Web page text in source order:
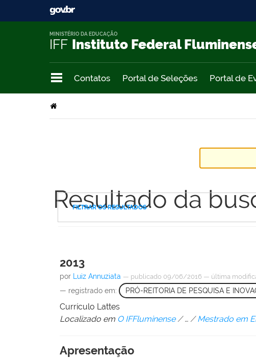
IFF Instituto Federal
MINISTÉRIO DA EDUCAÇÃO
Contatos Portal de Seleções Portal de
Resultado da
FILTRAR OS RESULTADOS
2013
por Luiz Annuziata — publicado 09/06/2016 — última
— registrado em: PRÓ-REITORIA DE PESQUISA E
Currículo Lattes
Localizado em O IFFluminense /…/Mestrado em
Apresentação